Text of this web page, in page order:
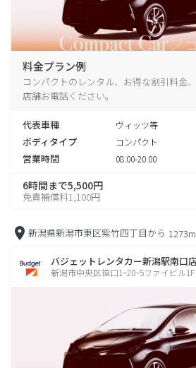
料金プラン例
コンパクトのレンタル、お得な割引料金
店舗お電話ください。
代表車種 ヴィッツ等
ボディタイプ コンパクト
営業時間 08:00-20:00
6時間まで5,500円
免責補償料1,100円
新潟県新潟市東区紫竹四丁目から 1273m
バジェットレンタカー新潟駅南口
新潟市中央区笹口1−20−5ファイビル1F